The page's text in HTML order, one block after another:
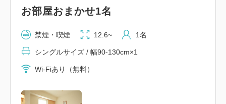
★乗用車駐車場無料
★Aカードポイントは10％付加となります。
お部屋おまかせ1名
禁煙・喫煙 12.6~ 1名
シングルサイズ / 幅90-130cm×1
Wi-Fiあり（無料）